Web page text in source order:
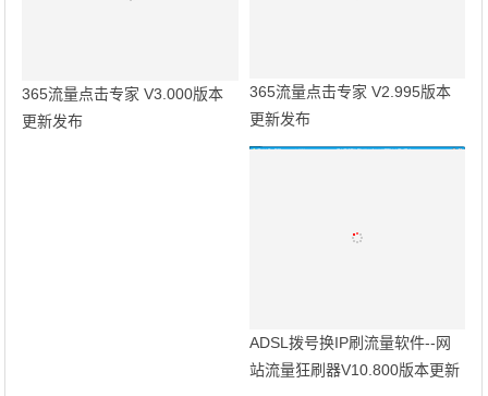
365流量点击专家 V3.000版本
更新发布
365流量点击专家 V2.995版本
更新发布
ADSL拨号换IP刷流量软件--网
站流量狂刷器V10.800版本更新